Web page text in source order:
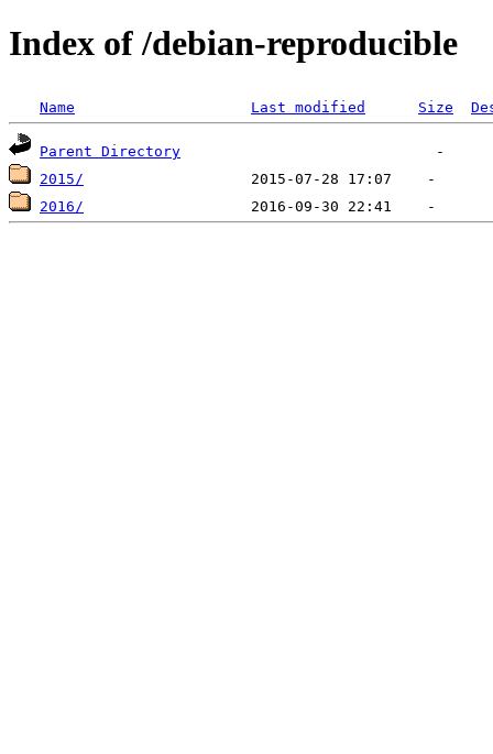
Index of /debian-reproducible
Name Last modified Size
Parent Directory
2015/
2016/